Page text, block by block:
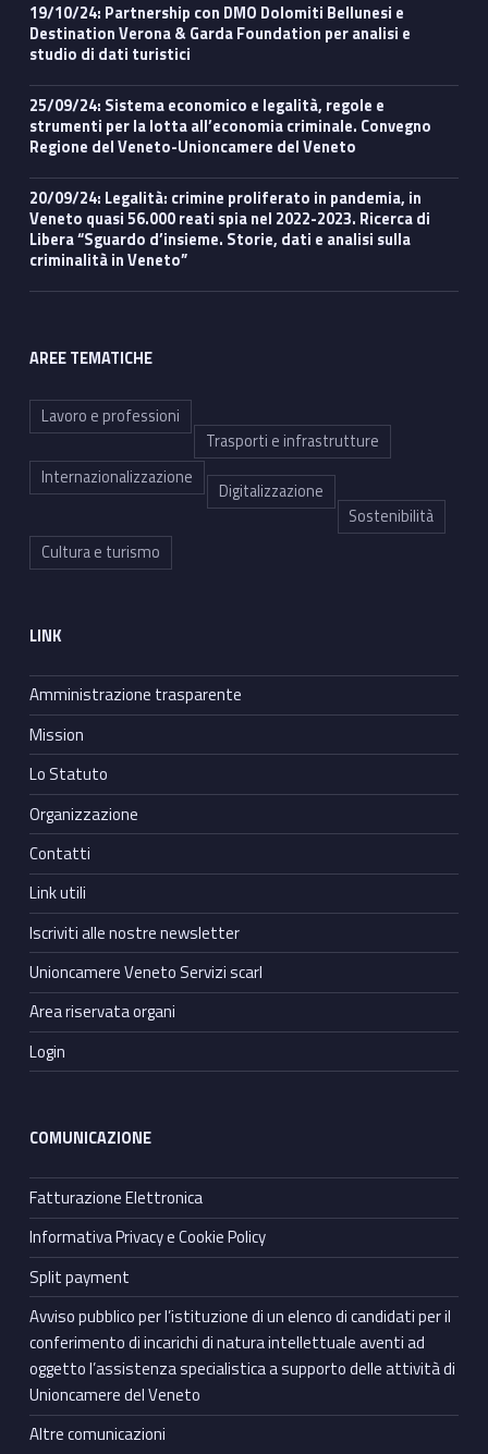
19/10/24: Partnership con DMO Dolomiti Bellunesi e
Destination Verona & Garda Foundation per analisi e
studio di dati turistici
25/09/24: Sistema economico e legalità, regole e
strumenti per la lotta all’economia criminale. Convegno
Regione del Veneto-Unioncamere del Veneto
20/09/24: Legalità: crimine proliferato in pandemia, in
Veneto quasi 56.000 reati spia nel 2022-2023. Ricerca di
Libera “Sguardo d’insieme. Storie, dati e analisi sulla
criminalità in Veneto”
AREE TEMATICHE
Lavoro e professioni
Trasporti e infrastrutture
Internazionalizzazione
Digitalizzazione
Sostenibilità
Cultura e turismo
LINK
Amministrazione trasparente
Mission
Lo Statuto
Organizzazione
Contatti
Link utili
Iscriviti alle nostre newsletter
Unioncamere Veneto Servizi scarl
Area riservata organi
Login
COMUNICAZIONE
Fatturazione Elettronica
Informativa Privacy e Cookie Policy
Split payment
Avviso pubblico per l’istituzione di un elenco di candidati per il
conferimento di incarichi di natura intellettuale aventi ad
oggetto l’assistenza specialistica a supporto delle attività di
Unioncamere del Veneto
Altre comunicazioni